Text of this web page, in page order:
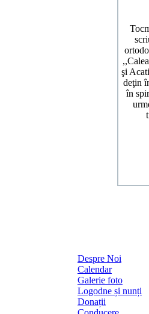
şi
deţin
în
Despre Noi
Calendar
Galerie foto
Logodne și nunți
Donații